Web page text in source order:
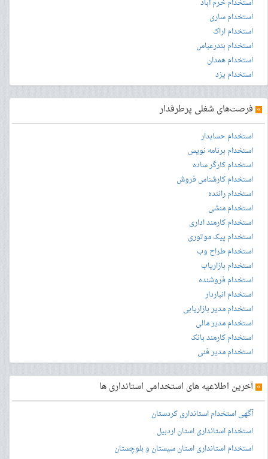
استخدام خرم آباد
استخدام ساری
استخدام اراک
استخدام بندرعباس
استخدام همدان
استخدام یزد
» فرصت‌های شغلی پرطرفدار
استخدام حسابدار
استخدام برنامه نویس
استخدام کارگر ساده
استخدام کارشناس فروش
استخدام راننده
استخدام منشی
استخدام کارمند اداری
استخدام پیک موتوری
استخدام طراح وب
استخدام بازاریاب
استخدام فروشنده
استخدام انباردار
استخدام مدیر بازاریابی
استخدام مدیر مالی
استخدام کارمند بانک
استخدام مدیر فنی
»آخرین اطلاعیه های استخدامی استانداری ها
آگهی استخدام استانداری کردستان
استخدام استانداری استان اردبیل
استخدام استانداری استان سیستان و بلوچستان